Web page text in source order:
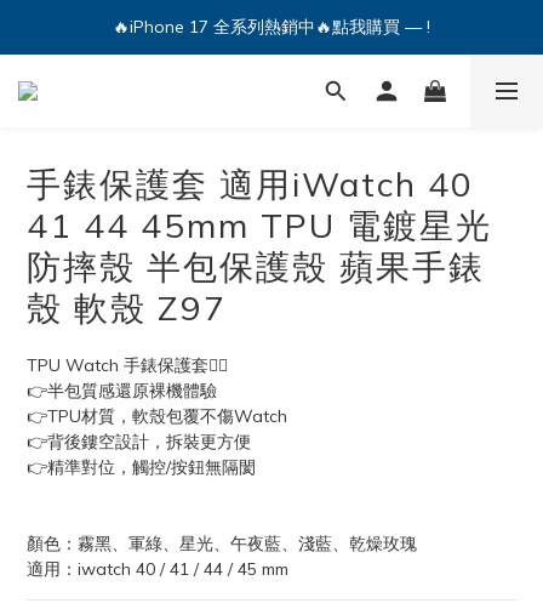
🔥iPhone 17 全系列熱銷中🔥點我購買 — !
手錶保護套 適用iWatch 40
41 44 45mm TPU 電鍍星光
防摔殼 半包保護殼 蘋果手錶
殼 軟殼 Z97
TPU Watch 手錶保護套💁‍♀
👉半包質感還原裸機體驗
👉TPU材質，軟殼包覆不傷Watch
👉背後鏤空設計，拆裝更方便
👉精準對位，觸控/按鈕無隔閡
顏色：霧黑、軍綠、星光、午夜藍、淺藍、乾燥玫瑰
適用：iwatch 40 / 41 / 44 / 45 mm